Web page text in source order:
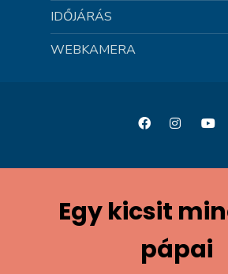
IDŐJÁRÁS
WEBKAMERA
Egy kicsit
pápai